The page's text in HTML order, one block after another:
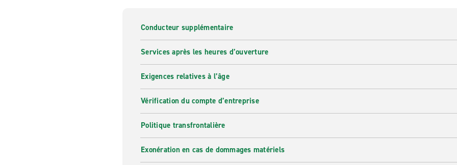
Conducteur supplémentaire
Services après les heures d’ouverture
Exigences relatives à l’âge
Vérification du compte d’entreprise
Politique transfrontalière
Exonération en cas de dommages matériels